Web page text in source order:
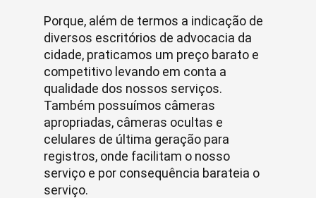
Porque, além de termos a indicação de
diversos escritórios de advocacia da
cidade, praticamos um preço barato e
competitivo levando em conta a
qualidade dos nossos serviços.
Também possuímos câmeras
apropriadas, câmeras ocultas e
celulares de última geração para
registros, onde facilitam o nosso
serviço e por consequência barateia o
serviço.